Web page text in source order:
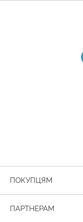
ПОКУПЦЯМ
ПАРТНЕРАМ